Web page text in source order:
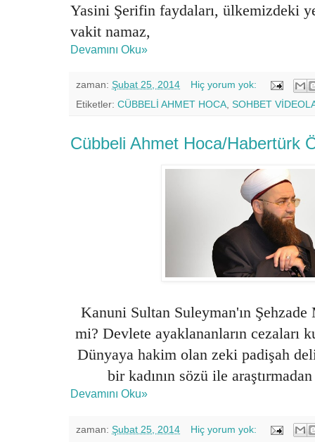
Yasini Şerifin faydaları, ülkemizdeki
vakit namaz,
Devamını Oku»
zaman: Şubat 25, 2014
Hiç yorum yok:
Etiketler: CÜBBELİ AHMET HOCA SOHBET
Cübbeli Ahmet Hoca/Habertürk
Kanuni Sultan Suleyman'ın
mi? Devlete ayaklananların cezaları
Dünyaya hakim olan zeki padişah
bir kadının sözü ile
Devamını Oku»
zaman: Şubat 25, 2014
Hiç yorum yok: